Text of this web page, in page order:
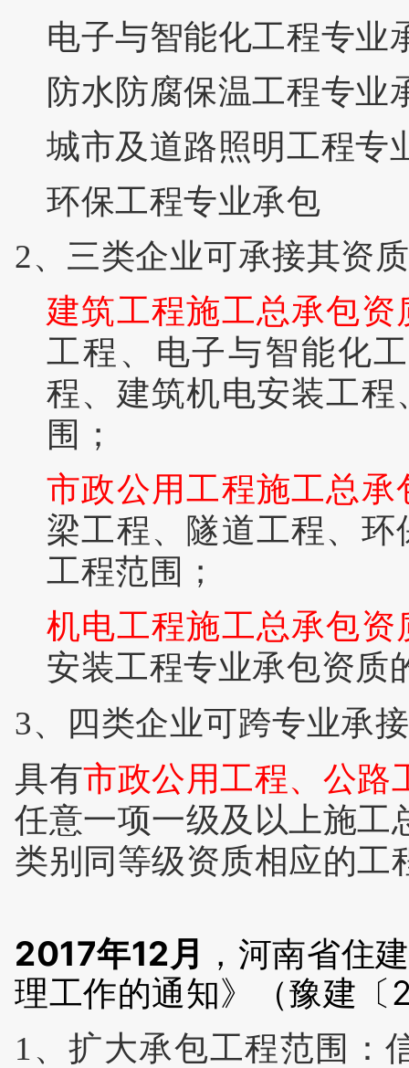
电子与智能化工程专业
防水防腐保温工程专业
城市及道路照明工程专
环保工程专业承包
2、三类企业可承接其资
建筑工程施工总承包资
工程、电子与智能化
程、建筑机电安装工
围；
市政公用工程施工总承
梁工程、隧道工程、
工程范围；
机电工程施工总承包资
安装工程专业承包资质
3、四类企业可跨专业承
具有市政公用工程、公路
任意一项一级及以上施工
类别同等级资质相应的工
2017年12月 ，河南省住
理工作的通知》（豫建
1、扩大承包工程范围：